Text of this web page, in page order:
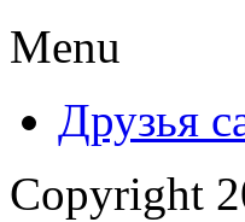
Menu
Друзья
Copyright